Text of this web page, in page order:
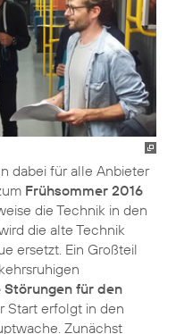
dabei für alle Anbieter
Frühsommer 2016
die Technik in den
die alte Technik
ersetzt. Ein Großteil
Störungen für den
Start erfolgt in den
Zunächst